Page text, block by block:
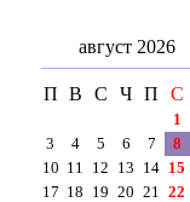
август 2026
П В С Ч П С
1
3
4 5 6 7 8
10 11 12 13 14 15
17 18 19 20 21 22